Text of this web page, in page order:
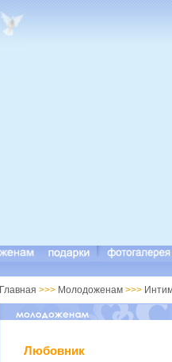
Главная >>> Молодоженам >>>
Любовник